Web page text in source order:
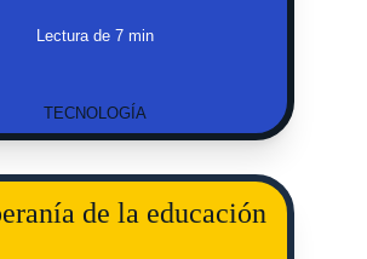
TECNOLOGÍA
de la educación
Lectura de 7 min